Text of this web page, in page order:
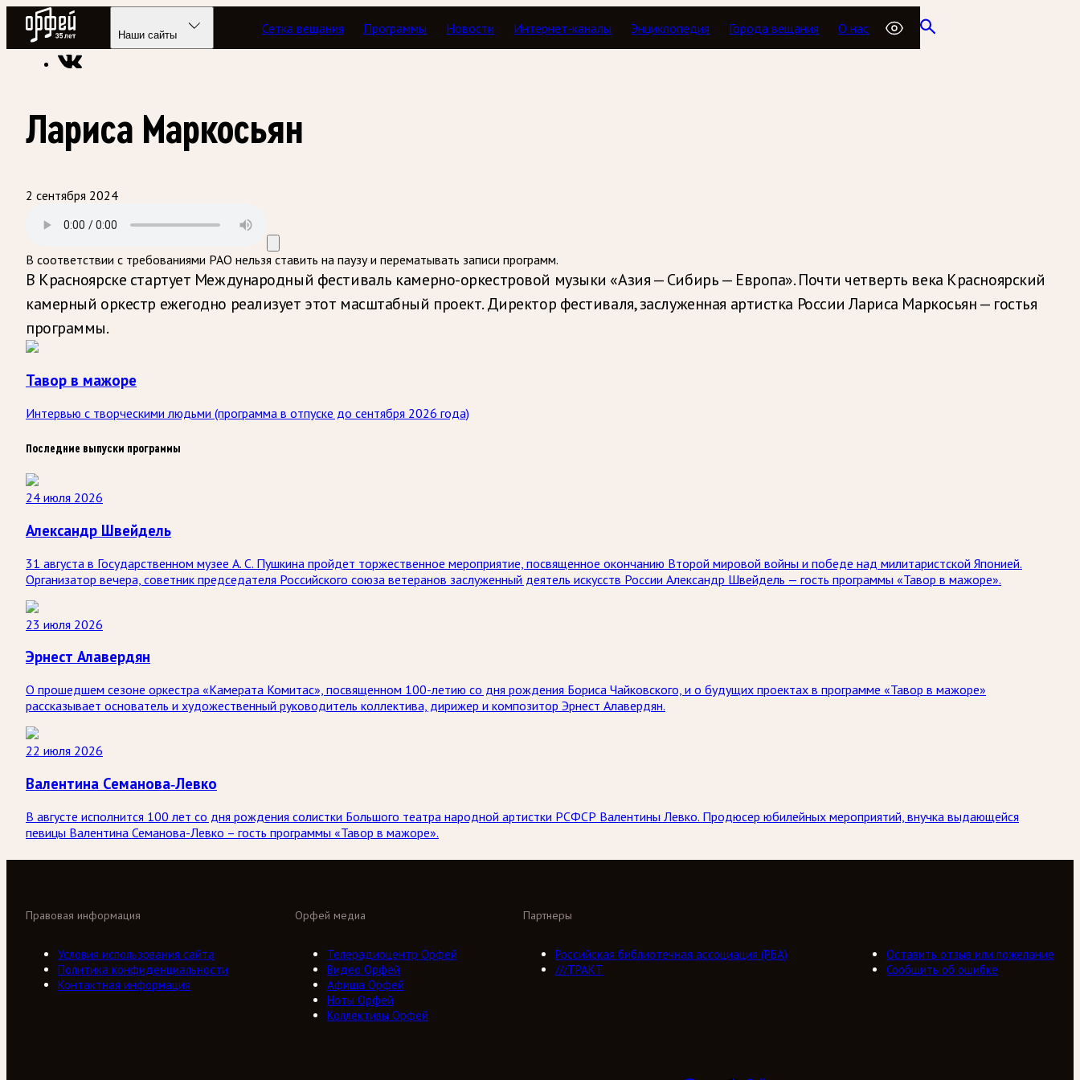
Радио Орфей
Наши сайты Сетка вещания Программы Новости Интернет-каналы Энциклопедия Города вещания О нас
Радио классической музыки «Орфей» Программы в эфире Тавор в мажоре
Лариса Маркосьян
2 сентября 2024
В соответствии с требованиями РАО нельзя ставить на паузу и перематывать записи программ.
В Красноярске стартует Международный фестиваль камерно-оркестровой музыки «Азия — Сибирь — Европа». Почти четверть века Красноярский
камерный оркестр ежегодно реализует этот масштабный проект. Директор фестиваля, заслуженная артистка России Лариса Маркосьян — гостья
программы.
Тавор в мажоре
Интервью с творческими людьми (программа в отпуске до сентября 2026 года)
Последние выпуски программы
24 июля 2026
Александр Швейдель
31 августа в Государственном музее А. С. Пушкина пройдет торжественное мероприятие, посвященное окончанию Второй мировой войны и победе над милитаристской Японией.
Организатор вечера, советник председателя Российского союза ветеранов заслуженный деятель искусств России Александр Швейдель — гость программы «Тавор в мажоре».
23 июля 2026
Эрнест Алавердян
О прошедшем сезоне оркестра «Камерата Комитас», посвященном 100-летию со дня рождения Бориса Чайковского, и о будущих проектах в программе «Тавор в мажоре»
рассказывает основатель и художественный руководитель коллектива, дирижер и композитор Эрнест Алавердян.
22 июля 2026
Валентина Семанова-Левко
В августе исполнится 100 лет со дня рождения солистки Большого театра народной артистки РСФСР Валентины Левко. Продюсер юбилейных мероприятий, внучка выдающейся
певицы Валентина Семанова-Левко – гость программы «Тавор в мажоре».
Орфей медиа
Телерадиоцентр Орфей
Видео Орфей
Афиша Орфей
Ноты Орфей
Коллективы Орфей
Партнеры
Российская библиотечная ассоциация (РБА)
///ТРАКТ
Правовая информация
Условия использования сайта
Политика конфиденциальности
Контактная информация
Оставить отзыв или пожелание
Сообщить об ошибке